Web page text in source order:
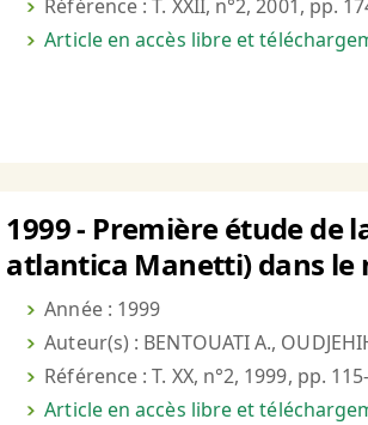
Référence : T. XXII, n°2, 2001, pp.
Article en accès libre et
1999 - Première étude de
atlantica Manetti) dans le
Année : 1999
Auteur(s) : BENTOUATI A.,
Référence : T. XX, n°2, 1999, pp.
Article en accès libre et